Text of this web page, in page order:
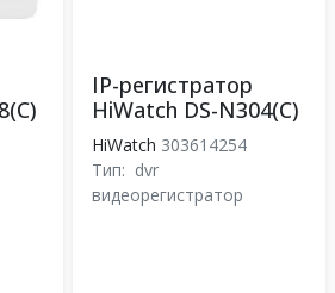
IP-регистратор
HiWatch DS-N304(C)
HiWatch 303614254
Тип: dvr
видеорегистратор